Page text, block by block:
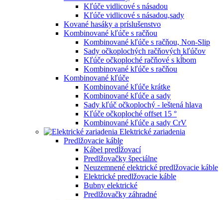
Kľúče vidlicové s násadou
Kľúče vidlicové s násadou,sady
Kované hasáky a príslušenstvo
Kombinované kľúče s račňou
Kombinované kľúče s račňou, Non-Slip
Sady očkoplochých račňových kľúčov
Kľúče očkoploché račňové s kĺbom
Kombinované kľúče s račňou
Kombinované kľúče
Kombinované kľúče krátke
Kombinované kľúče a sady
Sady kľúč očkoplochý - leštená hlava
Kľúče očkoploché offset 15 °
Kombinované kľúče a sady CrV
Elektrické zariadenia
Predlžovacie káble
Kábel predĺžovací
Predlžovačky špeciálne
Neuzemnené elektrické predlžovacie káble
Elektrické predlžovacie káble
Bubny elektrické
Predlžovačky záhradné